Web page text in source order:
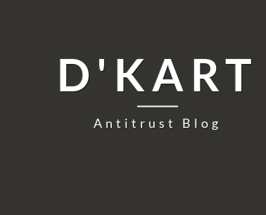
D'KART
Antitrust Blog